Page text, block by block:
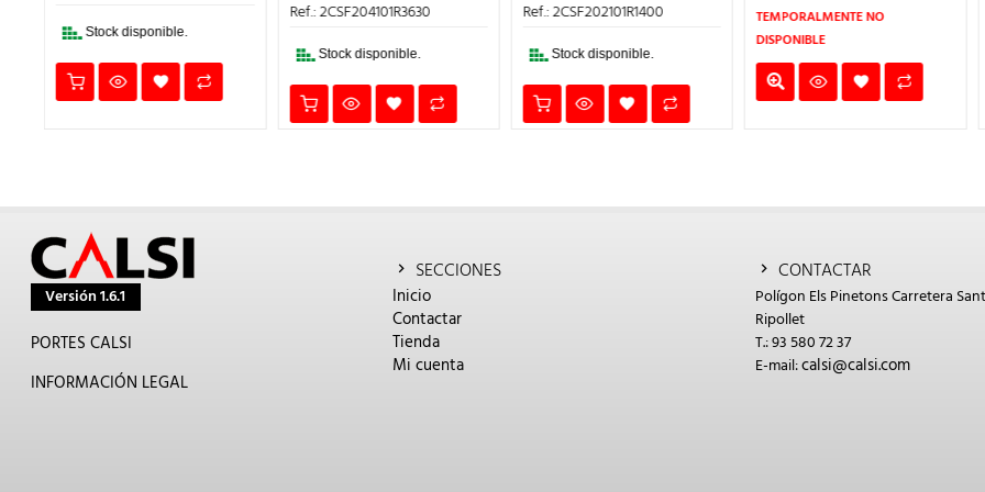
756,22€. ERA:
Ref.: 2CSF202101R1400
Stock disponible.
403,90€. 161,56€.
TEMPORALMENTE NO
412,22€.
Stock disponible.
Versión 1.6.1
PORTES CALSI
INFORMACIÓN LEGAL
SECCIONES
Inicio
Contactar
Tienda
Mi cuenta
CONTACTAR
Polígon Els Pinetons Carretera
Ripollet
T.: 93 580 72 37
E-mail:calsi@calsi.com